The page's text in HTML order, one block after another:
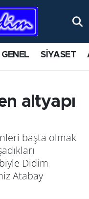
GENEL SİYASET
altyapı
başta olmak
Didim
Atabay
Fikstür